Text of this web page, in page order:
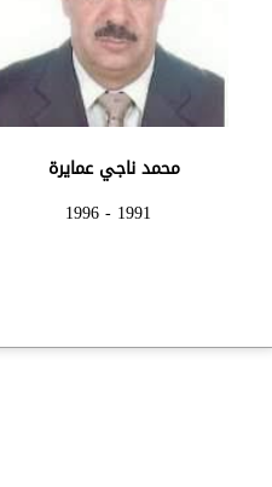
محمد ناجي عمايرة
1991 - 1996